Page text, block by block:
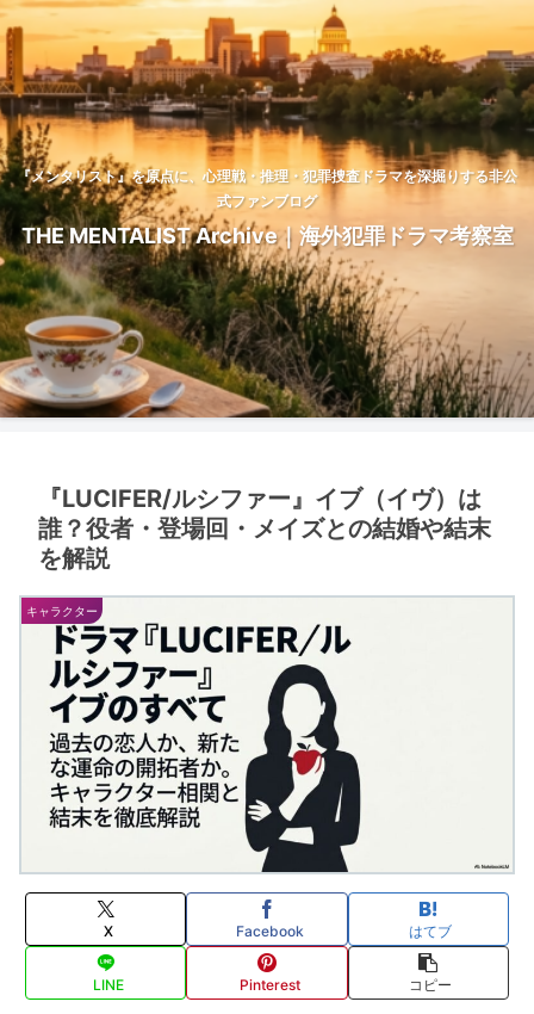
『メンタリスト』を原点に、心理戦・推理・犯罪捜査ドラマを深掘りする非公
式ファンブログ
THE MENTALIST Archive｜海外犯罪ドラマ考察室
『LUCIFER/ルシファー』イブ（イヴ）は
誰？役者・登場回・メイズとの結婚や結末
を解説
キャラクター
X Facebook はてブ
LINE Pinterest コピー